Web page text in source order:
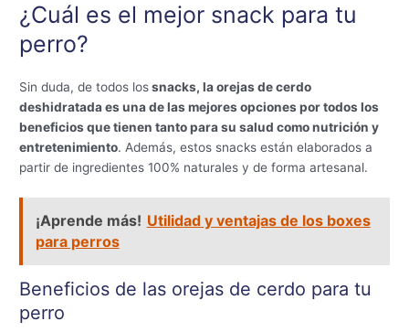
¿Cuál es el mejor snack para tu
perro?
Sin duda, de todos lossnacks, la orejas de cerdo
deshidratada es una de las mejores opciones por todos los
beneficios que tienen tanto para su salud como nutrición y
entretenimiento. Además, estos snacks están elaborados a
partir de ingredientes 100% naturales y de forma artesanal.
¡Aprende más! Utilidad y ventajas de los boxes
para perros
Beneficios de las orejas de cerdo para tu
perro